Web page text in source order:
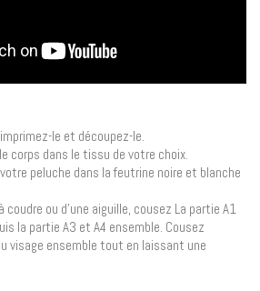
le et découpez-le.
corps dans le tissu de votre choix.
peluche dans la feutrine noire et blanche
coudre ou d’une aiguille, cousez La partie A1
la partie A3 et A4 ensemble. Cousez
visage ensemble tout en laissant une